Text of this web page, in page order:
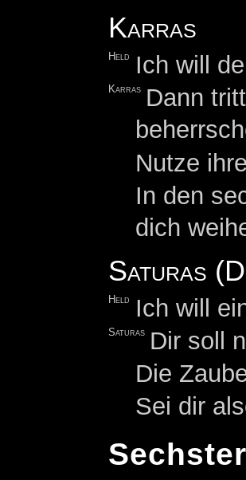
Karras
Held Ich will
Karras Dann
Nutze
In den
dich
Saturas
Held Ich will
Saturas Dir soll
Die
Sei dir